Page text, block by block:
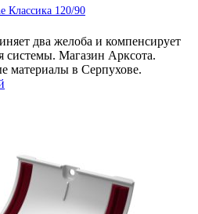
Классика 120/90
два желоба и компенсирует
системы. Магазин Арксота.
материалы в Серпухове.